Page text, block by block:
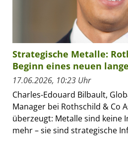
Strategische Metalle:
Beginn eines neuen
17.06.2026, 10:23 Uhr
Charles-Edouard Bilbault,
Manager bei Rothschild & Co
überzeugt: Metalle sind keine
mehr – sie sind strategische